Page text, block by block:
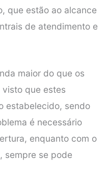
que estão ao alcance
de atendimento e
maior do que os
que estes
estabelecido, sendo
é necessário
enquanto com o
sempre se pode